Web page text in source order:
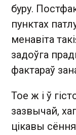
буру.
пунктах
менавіта
задоўга
фактараў
Тое ж і ў
зазвычай,
цікавы